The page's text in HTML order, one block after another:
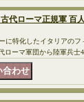
代ローマ正規軍 百
に特化したイタリアの
ローマ軍団から陸軍兵士